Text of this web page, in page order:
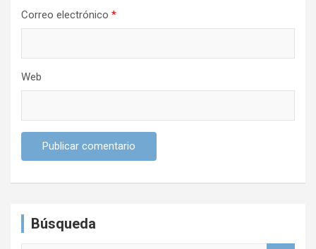
Correo electrónico *
Web
Búsqueda